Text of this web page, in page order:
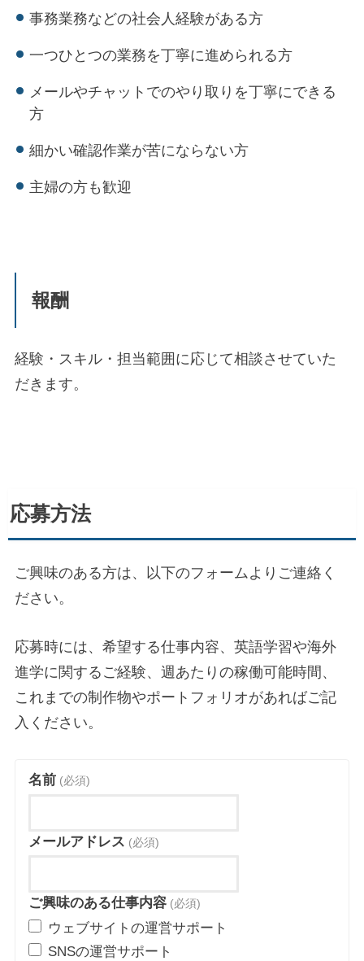
事務業務などの社会人経験がある方
一つひとつの業務を丁寧に進められる方
メールやチャットでのやり取りを丁寧にできる
方
細かい確認作業が苦にならない方
主婦の方も歓迎
報酬
経験・スキル・担当範囲に応じて相談させていた
だきます。
応募方法
ご興味のある方は、以下のフォームよりご連絡く
ださい。
応募時には、希望する仕事内容、英語学習や海外
進学に関するご経験、週あたりの稼働可能時間、
これまでの制作物やポートフォリオがあればご記
入ください。
名前 (必須)
メールアドレス (必須)
ご興味のある仕事内容 (必須)
ウェブサイトの運営サポート
SNSの運営サポート